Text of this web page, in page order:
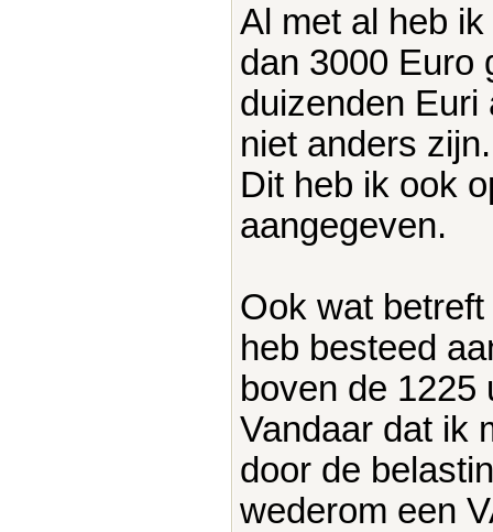
Al met al heb
dan 3000 Euro
duizenden Euri
niet anders zijn.
Dit heb ik ook
aangegeven.
Ook wat
heb besteed
boven de 1225
Vandaar dat ik
door de
wederom een